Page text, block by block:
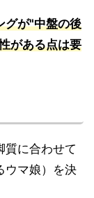
グが"中盤の後
がある点は要
質に合わせて
ウマ娘）を決